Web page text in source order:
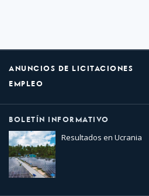
ANUNCIOS DE LICITACIONES
EMPLEO
BOLETÍN INFORMATIVO
Resultados en Ucrania